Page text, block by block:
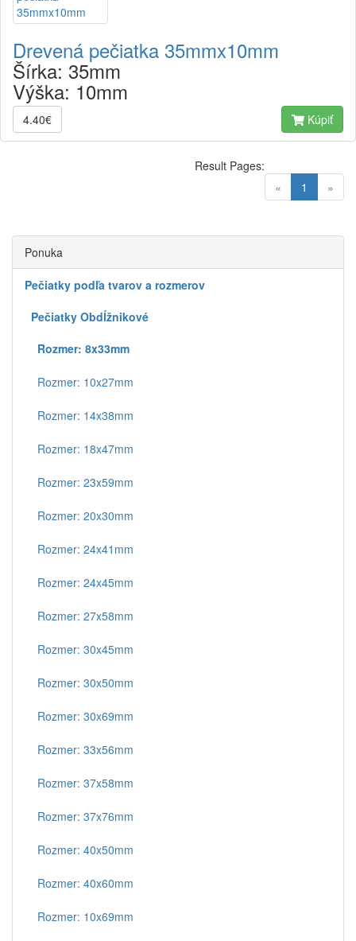
Drevená pečiatka 35mmx10mm
Šírka: 35mm
Výška: 10mm
4.40€ Kúpiť
« 1 (current)
»
Result Pages:
Ponuka
Pečiatky podľa tvarov a rozmerov
Pečiatky Obdĺžnikové
Rozmer: 8x33mm
Rozmer: 10x27mm
Rozmer: 14x38mm
Rozmer: 18x47mm
Rozmer: 23x59mm
Rozmer: 20x30mm
Rozmer: 24x41mm
Rozmer: 24x45mm
Rozmer: 27x58mm
Rozmer: 30x45mm
Rozmer: 30x50mm
Rozmer: 30x69mm
Rozmer: 33x56mm
Rozmer: 37x58mm
Rozmer: 37x76mm
Rozmer: 40x50mm
Rozmer: 40x60mm
Rozmer: 10x69mm